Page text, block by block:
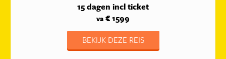
15 dagen incl ticket
va € 1599
BEKIJK DEZE REIS